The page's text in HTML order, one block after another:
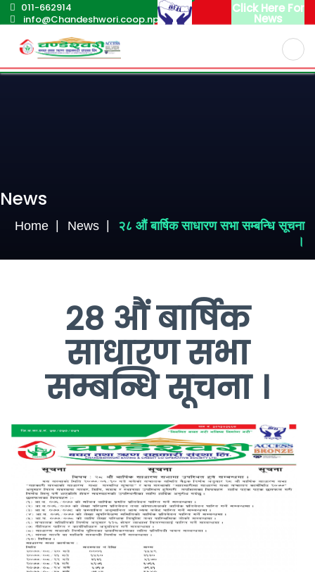
011-662914
info@Chandeshwori.coop.np
Click Here For
News
Nepali
News
Home News
२८ औं बार्षिक साधारण सभा सम्बन्धि सूचना
।
२८ औं बार्षिक
साधारण सभा
सम्बन्धि सूचना ।